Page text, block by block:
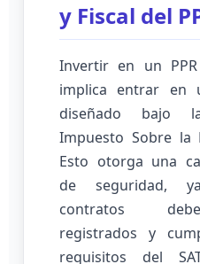
y Fiscal del
Invertir en un
implica entrar en
diseñado bajo
Impuesto Sobre la
Esto otorga una
de seguridad,
contratos
registrados y
requisitos del